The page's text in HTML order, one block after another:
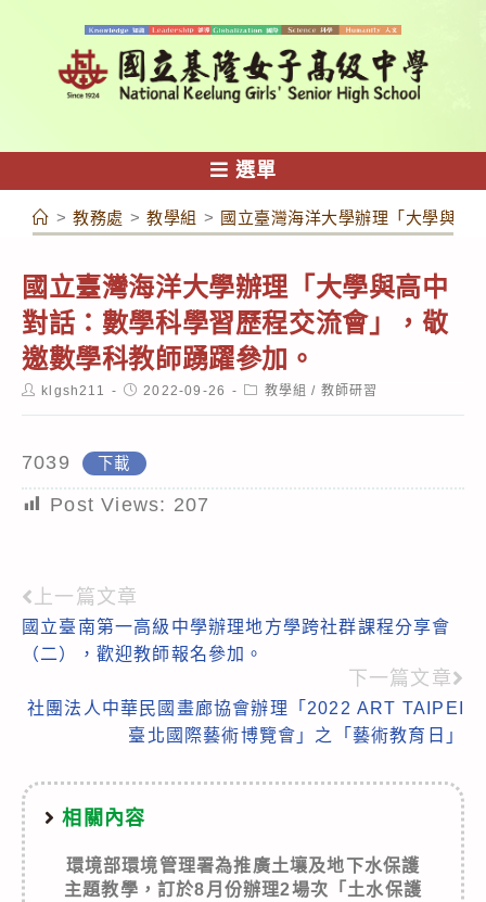
容
選單
> 教務處 > 教學組 > 國立臺灣海洋大學辦理「大學與高
國立臺灣海洋大學辦理「大學與高中
對話：數學科學習歷程交流會」，敬
邀數學科教師踴躍參加。
Postklgsh211
Post2022-09-26
Post教學組 / 教師研習
7039 下載
Post Views: 207
Read
more
上一篇文章
國立臺南第一高級中學辦理地方學跨社群課程分享會
（二），歡迎教師報名參加。
下一篇文章
社團法人中華民國畫廊協會辦理「2022 ART TAIPEI
臺北國際藝術博覽會」之「藝術教育日」
相關內容
環境部環境管理署為推廣土壤及地下水保護
主題教學，訂於8月份辦理2場次「土水保護